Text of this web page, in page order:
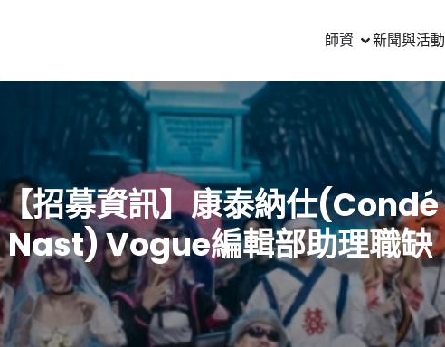
師資 新聞與活動
【招募資訊】康泰納仕(Condé
Nast) Vogue編輯部助理職缺